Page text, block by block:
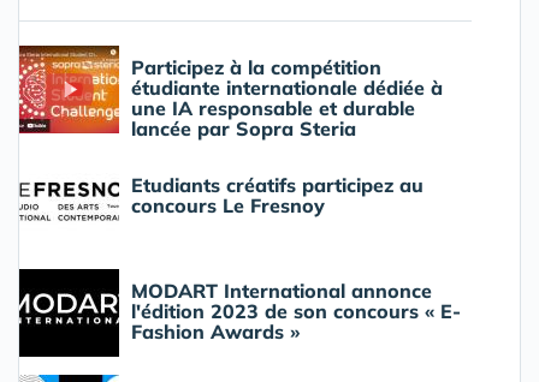
Participez à la compétition
étudiante internationale dédiée à
une IA responsable et durable
lancée par Sopra Steria
Etudiants créatifs participez au
concours Le Fresnoy
MODART International annonce
l'édition 2023 de son concours « E-
Fashion Awards »